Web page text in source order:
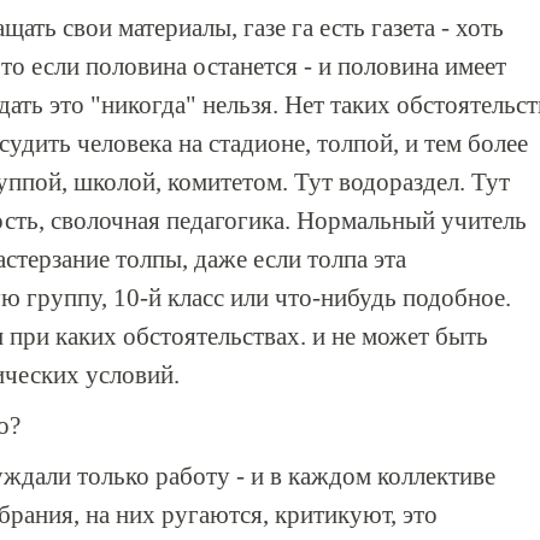
свои материалы, газе га есть газета - хоть
если половина останется - и половина имеет
это "никогда" нельзя. Нет таких
человека на стадионе, толпой, и тем более
школой, комитетом. Тут водораздел. Тут
сволочная педагогика. Нормальный учитель
толпы, даже если толпа эта
группу, 10-й класс или что-нибудь подобное.
каких обстоятельствах. и не может быть
условий.
только работу - и в каждом коллективе
на них ругаются, критикуют, это